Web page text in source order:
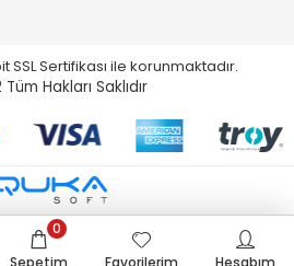
SSL Sertifikası ile korunmaktadır.
Tüm Hakları Saklıdır
Sepetim
0
Favorilerim
Hesabım